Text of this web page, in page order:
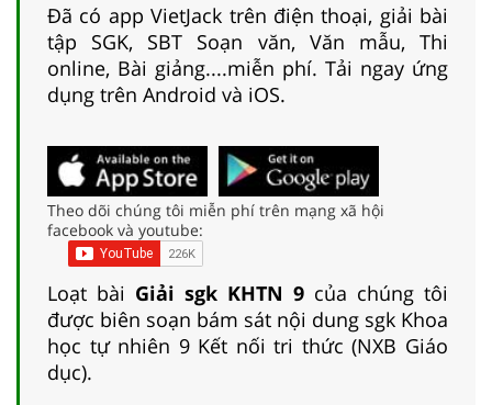
Đã có app VietJack trên điện thoại, giải bài
tập SGK, SBT Soạn văn, Văn mẫu, Thi
online, Bài giảng....miễn phí. Tải ngay ứng
dụng trên Android và iOS.
Theo dõi chúng tôi miễn phí trên mạng xã hội
facebook và youtube:
Loạt bài Giải sgk KHTN 9 của chúng tôi
được biên soạn bám sát nội dung sgk Khoa
học tự nhiên 9 Kết nối tri thức (NXB Giáo
dục).